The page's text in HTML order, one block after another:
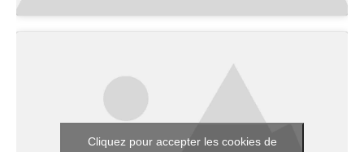
Cliquez pour accepter les cookies de